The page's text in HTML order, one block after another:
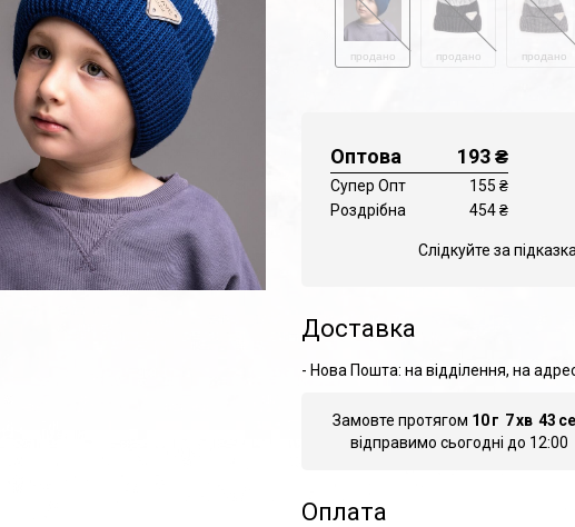
продано продано продано
Оптова 193₴
Супер Опт
155 ₴
Роздрібна
454₴
Слідкуйте за
Доставка
- Нова Пошта: на відділення, на
Замовте протягом 10 г 7хв 41
відправимо сьогодні до 12:00
Оплата